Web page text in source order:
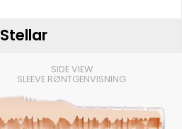
SIDE VIEW
SLEEVE RØNTGENVISNING
Stellar